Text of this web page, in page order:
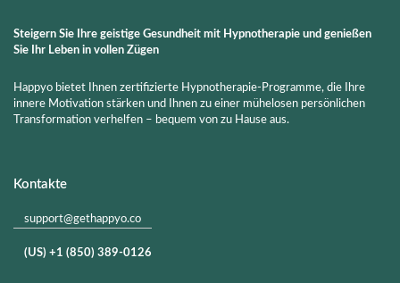
Steigern Sie Ihre geistige Gesundheit mit Hypnotherapie und genießen
Sie Ihr Leben in vollen Zügen
Happyo bietet Ihnen zertifizierte Hypnotherapie-Programme, die Ihre
innere Motivation stärken und Ihnen zu einer mühelosen persönlichen
Transformation verhelfen – bequem von zu Hause aus.
Kontakte
support@gethappyo.co
(US) +1 (850) 389-0126